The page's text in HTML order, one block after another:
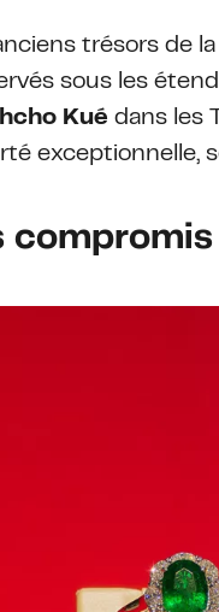
trésors de
sous les
Kué dans les
exceptionnelle,
compromis